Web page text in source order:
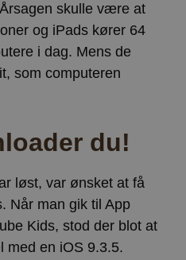
skulle være at
og iPads kører 64
i dag. Mens de
som computeren
du!
løst, var ønsket at få
Når man gik til App
Kids, stod der blot at
med en iOS 9.3.5.